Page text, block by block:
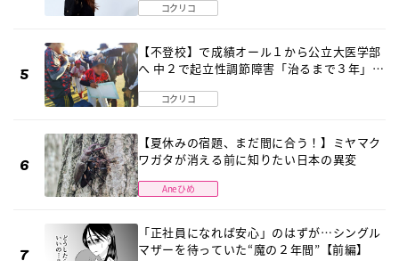
コクリコ
【不登校】で成績オール１から公立大医学部
へ 中２で起立性調節障害「治るまで３年」の
コクリコ
【夏休みの宿題、まだ間に合う！】ミヤマク
ワガタが消える前に知りたい日本の異変
Aneひめ
「正社員になれば安心」のはずが…シングル
マザーを待っていた“魔の２年間”【前編】